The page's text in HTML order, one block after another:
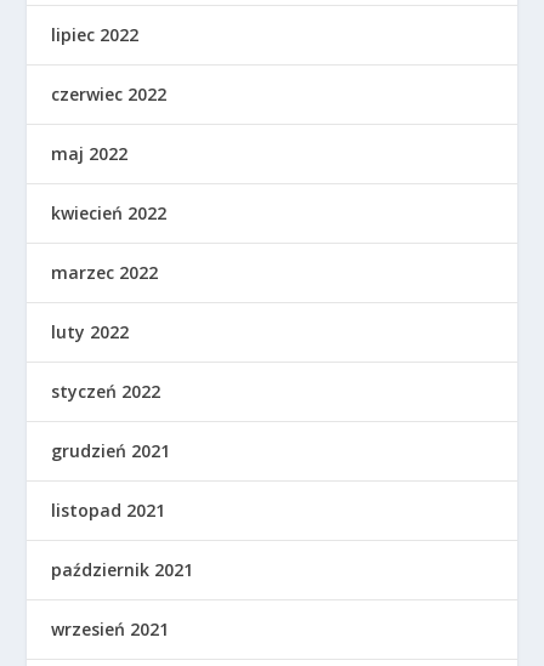
lipiec 2022
czerwiec 2022
maj 2022
kwiecień 2022
marzec 2022
luty 2022
styczeń 2022
grudzień 2021
listopad 2021
październik 2021
wrzesień 2021